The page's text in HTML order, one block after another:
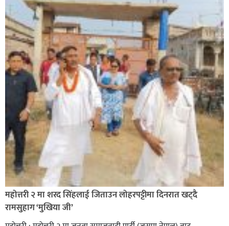
सिराहा-२ मा संजय यादव भिड्ने !
रक्तदान सेवामा जिल्लामै दोस्रो स्थान ल्याएकोमा जनमत नेताद्वय
रेडक्रस सिराहा द्वारा सम्मानित
महोत्तरी २ मा शरद सिंहलाई जिताउन लोहरपट्टीमा दिनरात खट्दै
रामसुहाग ‘मुखिया जी’